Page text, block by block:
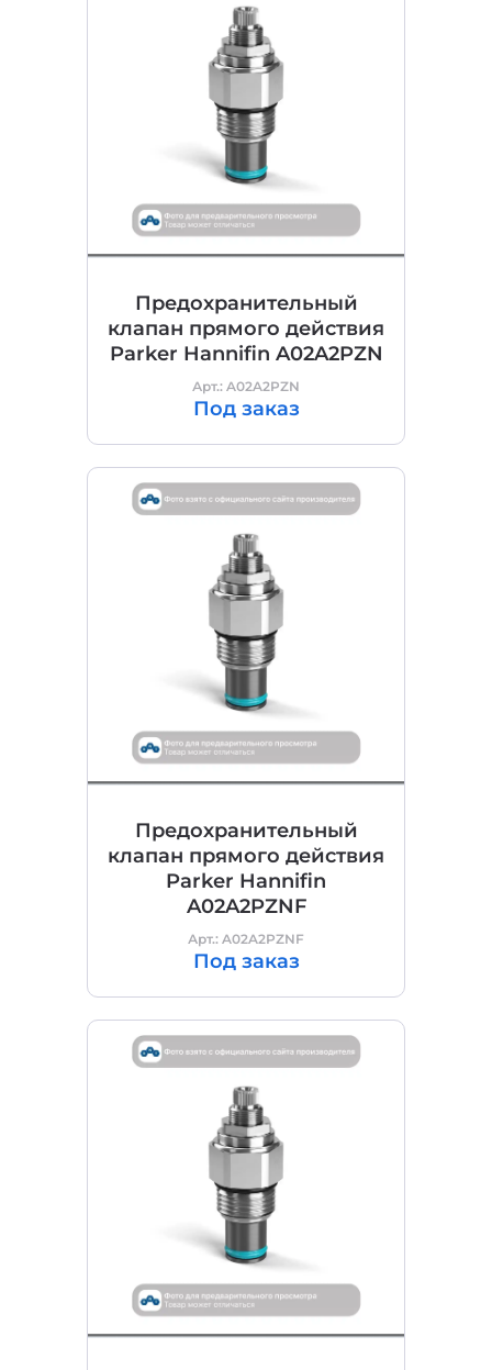
Предохранительный
клапан прямого действия
Parker Hannifin A02A2PZN
Арт.: A02A2PZN
Под заказ
Предохранительный
клапан прямого действия
Parker Hannifin
A02A2PZNF
Арт.: A02A2PZNF
Под заказ